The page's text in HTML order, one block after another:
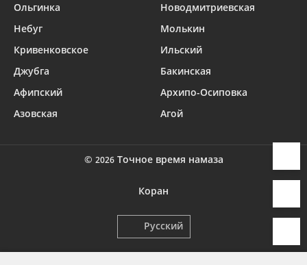
Ольгинка
Новодмитриевская
Небуг
Молькин
Кривенковское
Ильский
Джубга
Бакинская
Афипский
Архипо-Осиповка
Азовская
Агой
© 2026 Точное время намаза
Коран
Русский